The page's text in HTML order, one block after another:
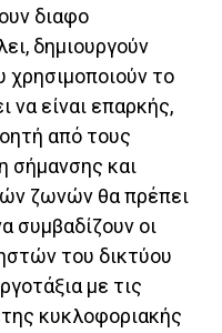
διαφο
δημιουργούν
το
να είναι επαρκής,
από τους
σήμανσης και
ζωνών θα πρέπει
συμβαδίζουν οι
του δικτύου
με τις
κυκλοφοριακής